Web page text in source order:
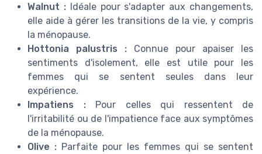
Walnut :Idéale pour s'adapter aux changements,
elle aide à gérer les transitions de la vie, y compris
la ménopause.
Hottonia palustris : Connue pour apaiser les
sentiments d'isolement, elle est utile pour les
femmes qui se sentent seules dans leur
expérience.
Impatiens :Pour celles qui ressentent de
l'irritabilité ou de l'impatience face aux symptômes
de la ménopause.
Olive : Parfaite pour les femmes qui se sentent